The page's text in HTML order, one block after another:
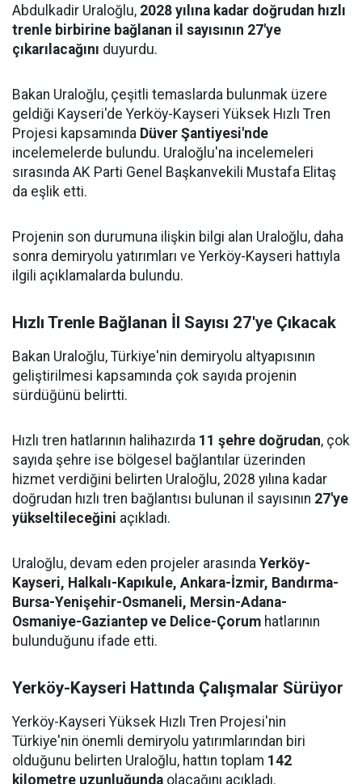
Abdulkadir Uraloğlu, 2028 yılına kadar doğrudan hızlı
trenle birbirine bağlanan il sayısının 27'ye
çıkarılacağını duyurdu.
Bakan Uraloğlu, çeşitli temaslarda bulunmak üzere
geldiği Kayseri'de Yerköy-Kayseri Yüksek Hızlı Tren
Projesi kapsamında Düver Şantiyesi'nde
incelemelerde bulundu. Uraloğlu'na incelemeleri
sırasında AK Parti Genel Başkanvekili Mustafa Elitaş
da eşlik etti.
Projenin son durumuna ilişkin bilgi alan Uraloğlu, daha
sonra demiryolu yatırımları ve Yerköy-Kayseri hattıyla
ilgili açıklamalarda bulundu.
Hızlı Trenle Bağlanan İl Sayısı 27'ye Çıkacak
Bakan Uraloğlu, Türkiye'nin demiryolu altyapısının
geliştirilmesi kapsamında çok sayıda projenin
sürdüğünü belirtti.
Hızlı tren hatlarının halihazırda 11 şehre doğrudan, çok
sayıda şehre ise bölgesel bağlantılar üzerinden
hizmet verdiğini belirten Uraloğlu, 2028 yılına kadar
doğrudan hızlı tren bağlantısı bulunan il sayısının 27'ye
yükseltileceğini açıkladı.
Uraloğlu, devam eden projeler arasında Yerköy-
Kayseri, Halkalı-Kapıkule, Ankara-İzmir, Bandırma-
Bursa-Yenişehir-Osmaneli, Mersin-Adana-
Osmaniye-Gaziantep ve Delice-Çorum hatlarının
bulunduğunu ifade etti.
Yerköy-Kayseri Hattında Çalışmalar Sürüyor
Yerköy-Kayseri Yüksek Hızlı Tren Projesi'nin
Türkiye'nin önemli demiryolu yatırımlarından biri
olduğunu belirten Uraloğlu, hattın toplam 142
kilometre uzunluğunda olacağını açıkladı.